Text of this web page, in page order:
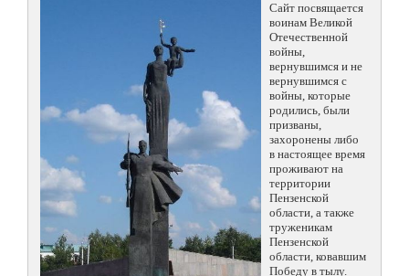
Сайт посвящается
воинам Великой
Отечественной
войны,
вернувшимся и не
вернувшимся с
войны, которые
родились, были
призваны,
захоронены либо
в настоящее время
проживают на
территории
Пензенской
области, а также
труженикам
Пензенской
области, ковавшим
Победу в тылу.